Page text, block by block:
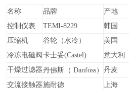
名称
品牌
产地
控制仪表
TEMI-8229
韩国
压缩机
谷轮（水冷）
美国
冷冻电磁阀 卡士妥(Castel)
意大利
干燥过滤器丹佛斯 （ Danfoss） 丹麦
交流接触器施耐德
上海